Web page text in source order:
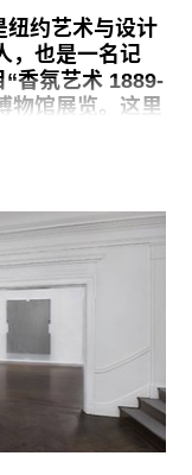
要感慨，德费奥
精心打造 ，甚
约艺术与设计
，也是一名记
香氛艺术 1889-
物馆展览。这里
惊喜的一点是
美仑绝幻的一
和实践劳动，
，又涉及到量
。如果你不讨
作品呢？
一场关于嗅觉艺